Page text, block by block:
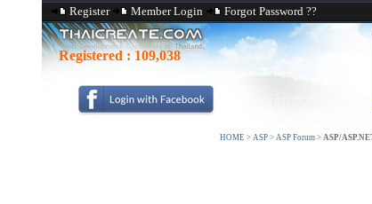
Register Member Login Forgot Password ??
Registered : 109,038
HOME > ASP > ASP Forum > ASP/